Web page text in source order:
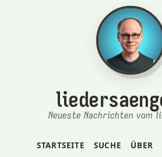
Neueste Nachrichten vom
STARTSEITE SUCHE ÜBER